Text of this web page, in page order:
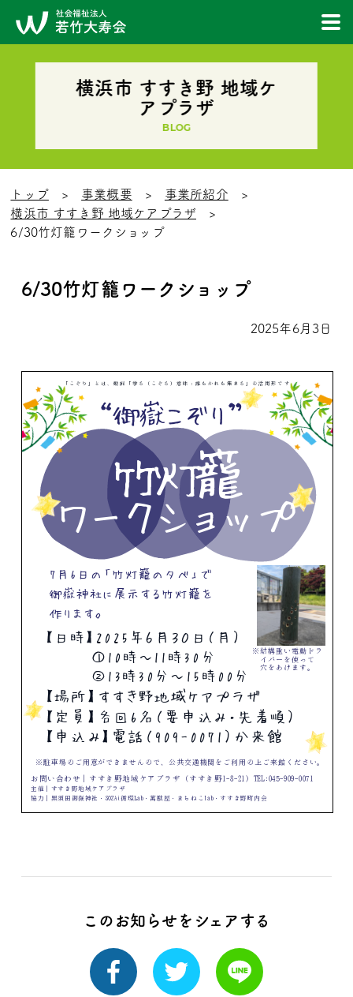
横浜市 すすき野 地域ケ
アプラザ
BLOG
トップ 事業概要
事業所紹介
横浜市 すすき野 地域ケアプラザ
6/30竹灯籠ワークショップ
6/30竹灯籠ワークショップ
2025年6月3日
このお知らせをシェアする